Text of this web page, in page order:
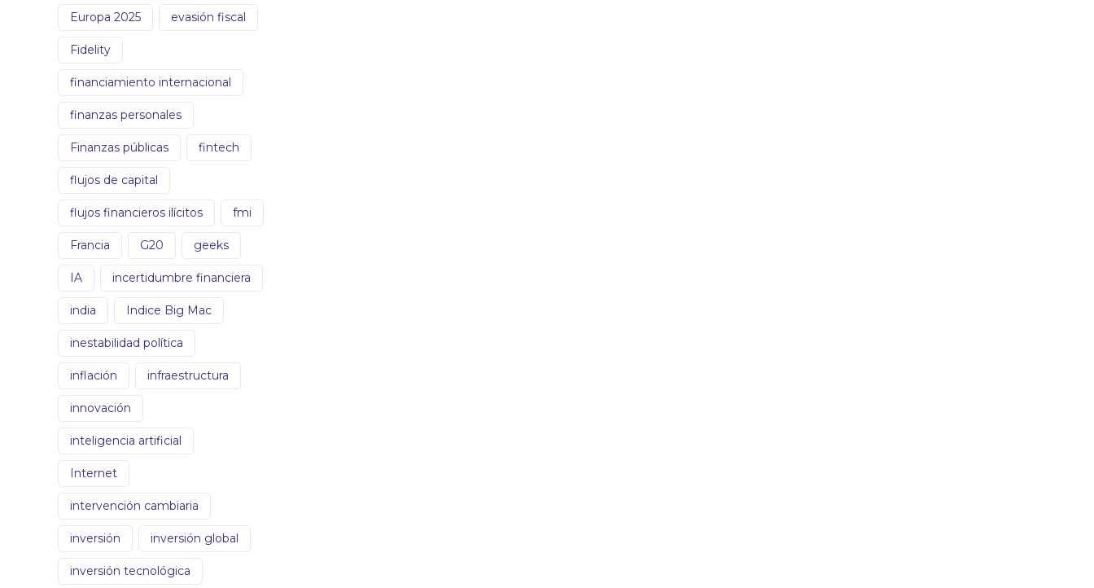
Europa 2025 evasión fiscal
Fidelity
financiamiento internacional
finanzas personales
Finanzas públicas fintech
flujos de capital
flujos financieros ilícitos fmi
Francia G20 geeks
IA incertidumbre financiera
india Indice Big Mac
inestabilidad política
inflación infraestructura
innovación
inteligencia artificial
Internet
intervención cambiaria
inversión inversión global
inversión tecnológica